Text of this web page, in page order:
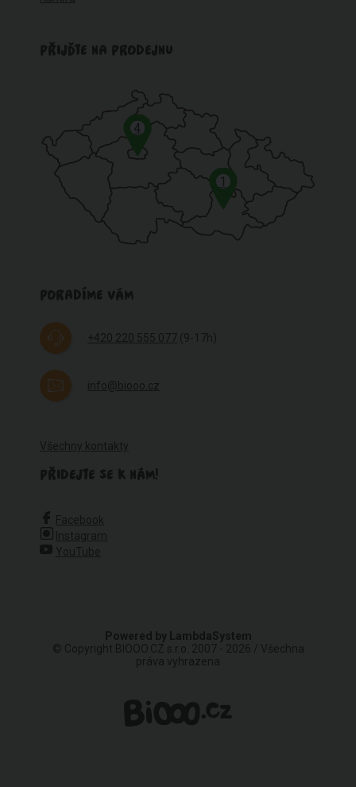
PŘIJĎTE NA PRODEJNU
1
4
PORADÍME VÁM
+420 220 555 077 (9-17h)
info@biooo.cz
Všechny kontakty
PŘIDEJTE SE K NÁM!
Facebook
Instagram
YouTube
Powered by
LambdaSystem
© Copyright BIOOO.CZ s.r.o. 2007 - 2026 / Všechna
práva vyhrazena